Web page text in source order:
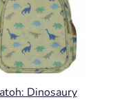
Dinosaury